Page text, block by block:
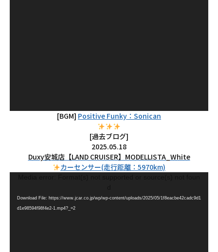
[BGM] Positive Funky：Sonican
[過去ブログ]
2025.05.18
Duxy安城店【LAND CRUISER】MODELLISTA_White
カーセンサー(走行距離：5970km)
Download File: https://www.jcar.co.jp/wp/wp-content/uploads/2025/05/1f8eacbe42cadc9d1
d1e98594f98f4e2-1.mp4?_=2